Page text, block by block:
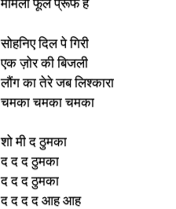
मामला फूल प्रूफ है
सोहनिए दिल पे गिरी
एक ज़ोर की बिजली
लौंग का तेरे जब लिश्कारा
चमका चमका चमका
शो मी द ठुमका
द द द ठुमका
द द द ठुमका
द द द द आह आह